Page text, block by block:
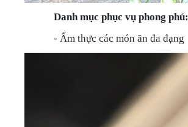
Danh mục phục vụ phong phú:
- Ẩm thực các món ăn đa đạng